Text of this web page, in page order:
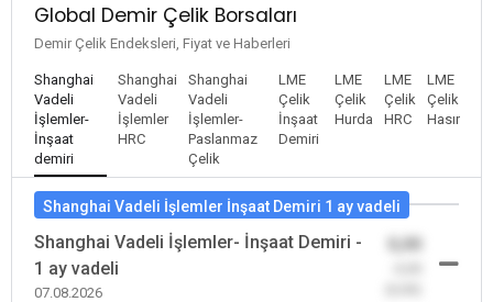
Global Demir Çelik Borsaları
Demir Çelik Endeksleri, Fiyat ve Haberleri
Shanghai
Vadeli
İşlemler-
İnşaat
demiri
Shanghai
Vadeli
İşlemler
HRC
Shanghai
Vadeli
İşlemler-
Paslanmaz
Çelik
LME
Çelik
İnşaat
Demiri
LME
Çelik
Hurda
LME
Çelik
HRC
LME
Çelik
Hasır
Shanghai Vadeli İşlemler İnşaat Demiri 1 ay vadeli
Shanghai Vadeli İşlemler- İnşaat Demiri -
1 ay vadeli
07.08.2026